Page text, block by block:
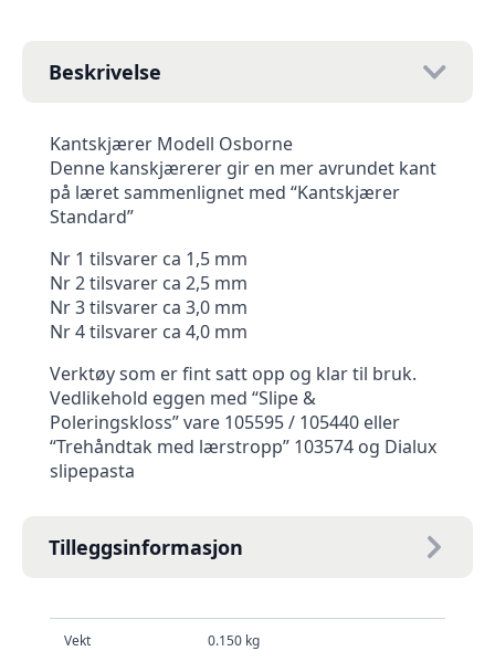
Beskrivelse
Kantskjærer Modell Osborne
Denne kanskjærerer gir en mer avrundet kant
på læret sammenlignet med “Kantskjærer
Standard”
Nr 1 tilsvarer ca 1,5 mm
Nr 2 tilsvarer ca 2,5 mm
Nr 3 tilsvarer ca 3,0 mm
Nr 4 tilsvarer ca 4,0 mm
Verktøy som er fint satt opp og klar til bruk.
Vedlikehold eggen med “Slipe &
Poleringskloss” vare 105595 / 105440 eller
“Trehåndtak med lærstropp” 103574 og Dialux
slipepasta
Tilleggsinformasjon
Vekt 0.150 kg